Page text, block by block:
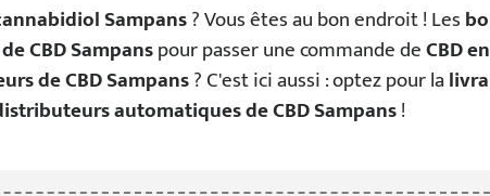
Sampans? Vous êtes au bon endroit ! Les
CBD Sampanspour passer une commande deCBD
de CBD Sampans? C'est ici aussi : optez pour la
automatiques de CBD Sampans!